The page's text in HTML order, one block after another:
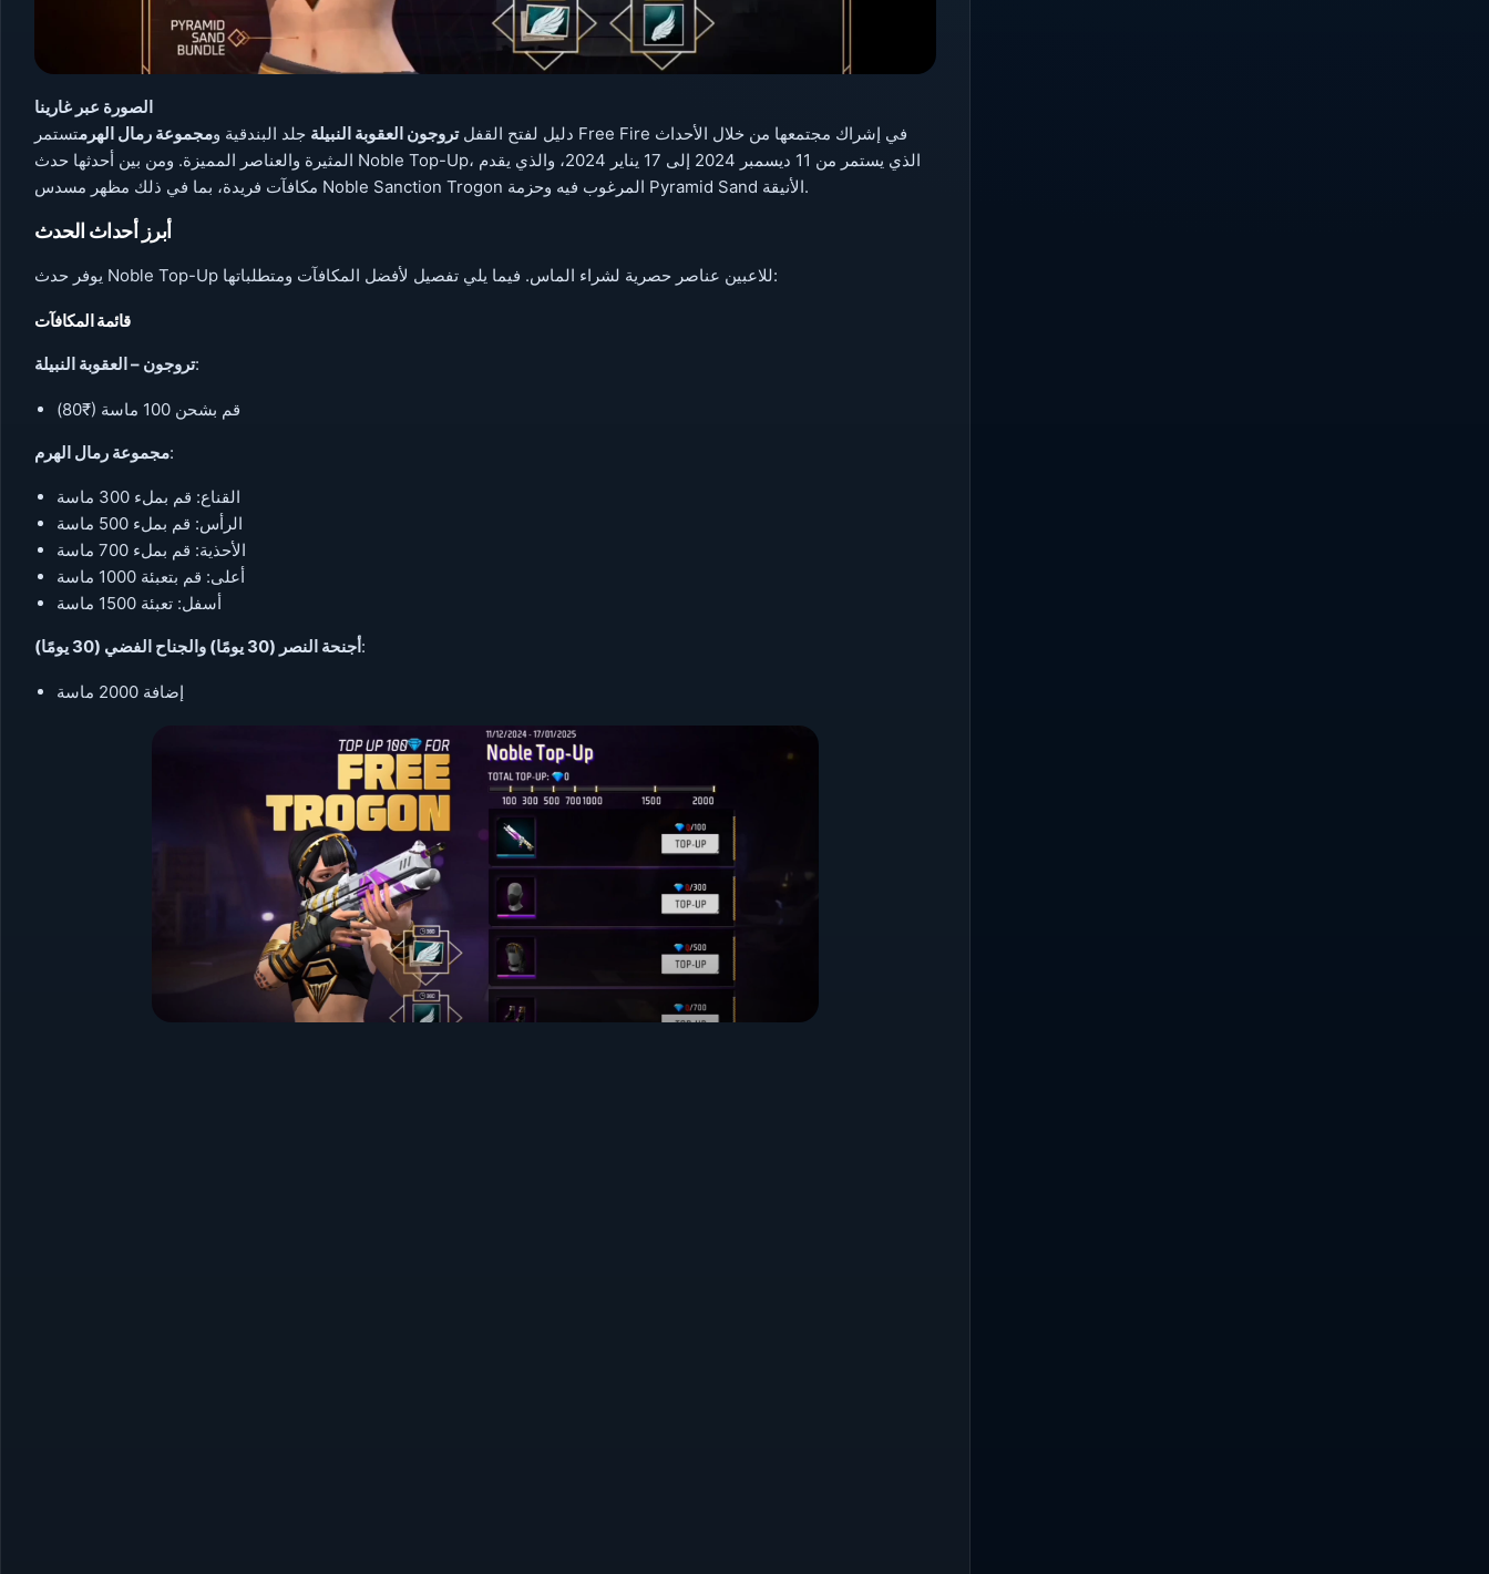
الصورة عبر غارينا
دليل لفتح القفلتروجون العقوبة النبيلة جلد البندقية ومجموعة رمال الهرمتستمر Free Fire في إشراك مجتمعها من خلال الأحداث
المثيرة والعناصر المميزة. ومن بين أحدثها حدث Noble Top-Up، الذي يستمر من 11 ديسمبر 2024 إلى 17 يناير 2024، والذي يقدم
مكافآت فريدة، بما في ذلك مظهر مسدس Noble Sanction Trogon المرغوب فيه وحزمة Pyramid Sand الأنيقة.
أبرز أحداث الحدث
يوفر حدث Noble Top-Up للاعبين عناصر حصرية لشراء الماس. فيما يلي تفصيل لأفضل المكافآت ومتطلباتها:
قائمة المكافآت
تروجون – العقوبة النبيلة:
قم بشحن 100 ماسة (₹80)
مجموعة رمال الهرم:
القناع: قم بملء 300 ماسة
الرأس: قم بملء 500 ماسة
الأحذية: قم بملء 700 ماسة
أعلى: قم بتعبئة 1000 ماسة
أسفل: تعبئة 1500 ماسة
أجنحة النصر (30 يومًا) والجناح الفضي (30 يومًا):
إضافة 2000 ماسة